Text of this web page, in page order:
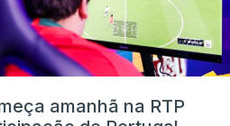
amanhã na RTP